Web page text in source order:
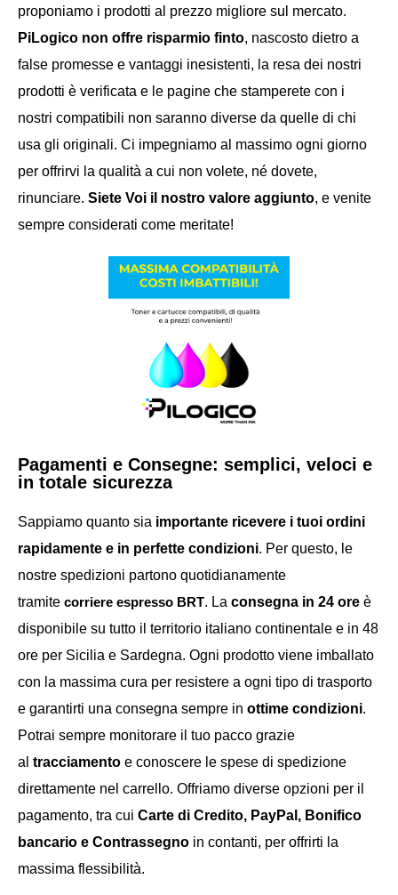
proponiamo i prodotti al prezzo migliore sul mercato.
PiLogico non offre risparmio finto, nascosto dietro a
false promesse e vantaggi inesistenti, la resa dei nostri
prodotti è verificata e le pagine che stamperete con i
nostri compatibili non saranno diverse da quelle di chi
usa gli originali. Ci impegniamo al massimo ogni giorno
per offrirvi la qualità a cui non volete, né dovete,
rinunciare. Siete Voi il nostro valore aggiunto, e venite
sempre considerati come meritate!
Pagamenti e Consegne: semplici, veloci e
in totale sicurezza
Sappiamo quanto sia importante ricevere i tuoi ordini
rapidamente e in perfette condizioni. Per questo, le
nostre spedizioni partono quotidianamente
tramite corriere espresso BRT. La consegna in 24 ore è
disponibile su tutto il territorio italiano continentale e in 48
ore per Sicilia e Sardegna. Ogni prodotto viene imballato
con la massima cura per resistere a ogni tipo di trasporto
e garantirti una consegna sempre in ottime condizioni.
Potrai sempre monitorare il tuo pacco grazie
al tracciamento e conoscere le spese di spedizione
direttamente nel carrello. Offriamo diverse opzioni per il
pagamento, tra cui Carte di Credito, PayPal, Bonifico
bancario e Contrassegno in contanti, per offrirti la
massima flessibilità.